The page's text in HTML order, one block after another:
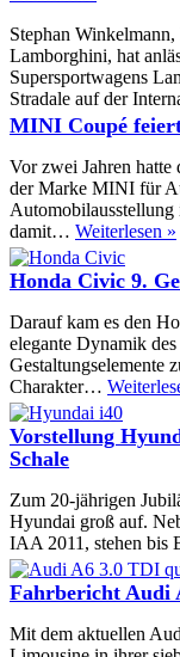
Stephan
Lamborghini, hat
Supersportwagens
Stradale auf der
MINI Coupé
Vor zwei Jahren hatte
der Marke MINI für
damit… Weiterlesen »
Honda Civic 9.
Darauf kam es den
elegante Dynamik
Gestaltungselemente
Charakter…
Vorstellung
Schale
Zum 20-jährigen
Hyundai groß auf.
IAA 2011, stehen bis
Fahrbericht Audi
Mit dem aktuellen